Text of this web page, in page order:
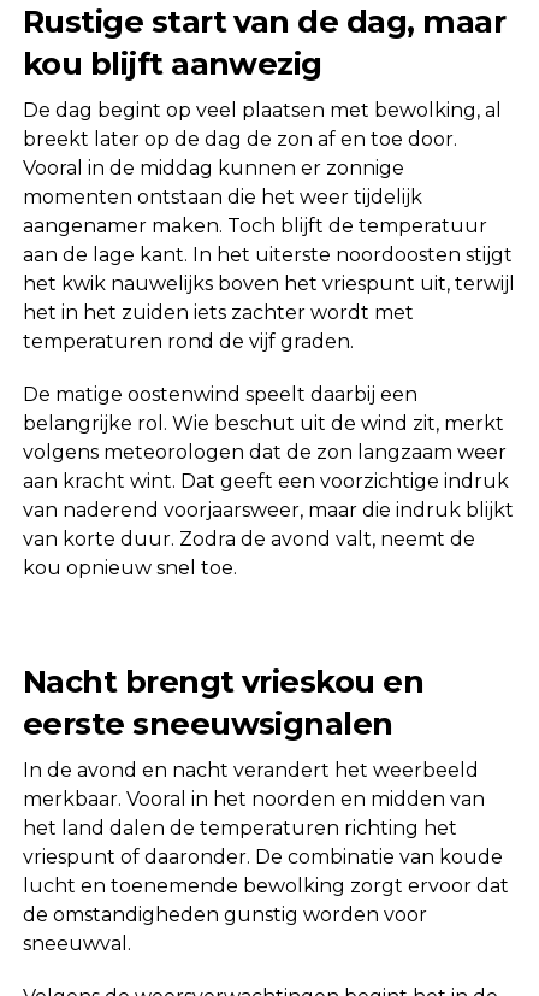
Rustige start van de dag, maar
kou blijft aanwezig
De dag begint op veel plaatsen met bewolking, al
breekt later op de dag de zon af en toe door.
Vooral in de middag kunnen er zonnige
momenten ontstaan die het weer tijdelijk
aangenamer maken. Toch blijft de temperatuur
aan de lage kant. In het uiterste noordoosten stijgt
het kwik nauwelijks boven het vriespunt uit, terwijl
het in het zuiden iets zachter wordt met
temperaturen rond de vijf graden.
De matige oostenwind speelt daarbij een
belangrijke rol. Wie beschut uit de wind zit, merkt
volgens meteorologen dat de zon langzaam weer
aan kracht wint. Dat geeft een voorzichtige indruk
van naderend voorjaarsweer, maar die indruk blijkt
van korte duur. Zodra de avond valt, neemt de
kou opnieuw snel toe.
Nacht brengt vrieskou en
eerste sneeuwsignalen
In de avond en nacht verandert het weerbeeld
merkbaar. Vooral in het noorden en midden van
het land dalen de temperaturen richting het
vriespunt of daaronder. De combinatie van koude
lucht en toenemende bewolking zorgt ervoor dat
de omstandigheden gunstig worden voor
sneeuwval.